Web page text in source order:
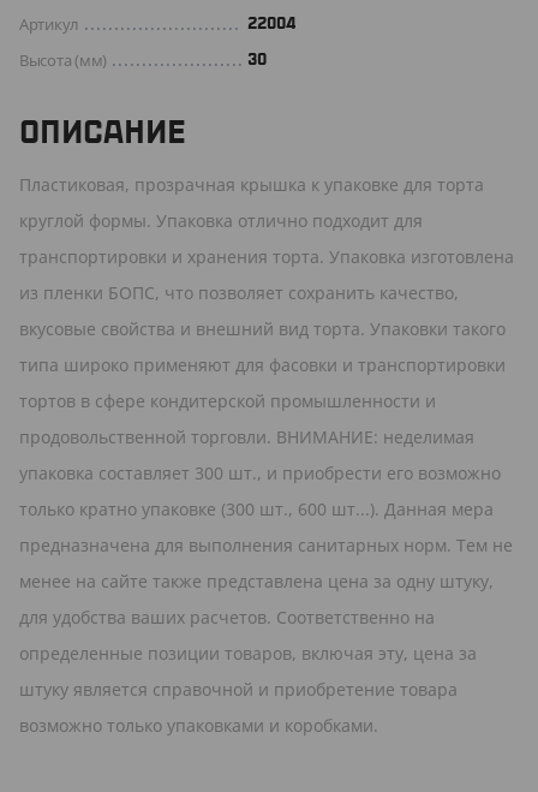
Артикул 22004
Высота (мм) 30
ОПИСАНИЕ
Пластиковая, прозрачная крышка к упаковке для торта
круглой формы. Упаковка отлично подходит для
транспортировки и хранения торта. Упаковка изготовлена
из пленки БОПС, что позволяет сохранить качество,
вкусовые свойства и внешний вид торта. Упаковки такого
типа широко применяют для фасовки и транспортировки
тортов в сфере кондитерской промышленности и
продовольственной торговли. ВНИМАНИЕ: неделимая
упаковка составляет 300 шт., и приобрести его возможно
только кратно упаковке (300 шт., 600 шт...). Данная мера
предназначена для выполнения санитарных норм. Тем не
менее на сайте также представлена цена за одну штуку,
для удобства ваших расчетов. Соответственно на
определенные позиции товаров, включая эту, цена за
штуку является справочной и приобретение товара
возможно только упаковками и коробками.